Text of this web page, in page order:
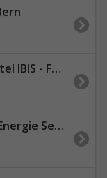
- A - Public
Service Biel